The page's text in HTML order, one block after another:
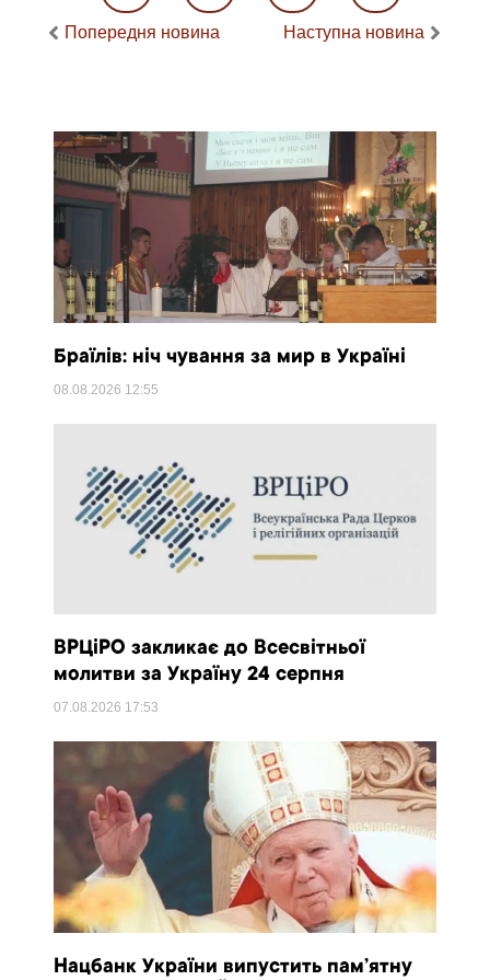
Попередня новина Наступна новина
Браїлів: ніч чування за мир в Україні
08.08.2026 12:55
ВРЦіРО закликає до Всесвітньої
молитви за Україну 24 серпня
07.08.2026 17:53
Нацбанк України випустить пам’ятну